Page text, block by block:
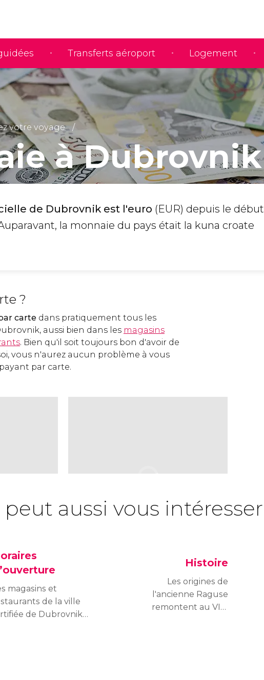
Transferts aéroport Logement
votre voyage
à Dubrovnik
de Dubrovnik est l'euro (EUR) depuis le début
la monnaie du pays était la kuna croate
?
carte dans pratiquement tous les
aussi bien dans les magasins
. Bien qu'il soit toujours bon d'avoir de
vous n'aurez aucun problème à vous
par carte.
peut aussi vous intéresser
magasins et
de la ville
de Dubrovnik
Histoire
Les origines de
l'ancienne Raguse
remontent au VIIe